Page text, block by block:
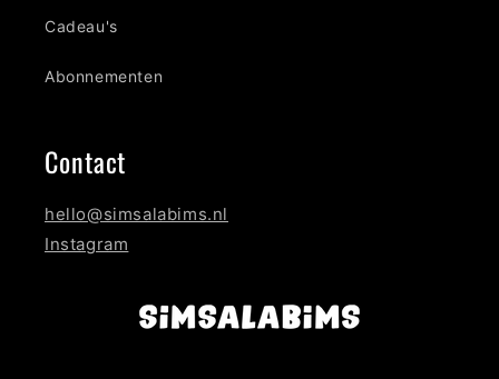
Cadeau's
Abonnementen
Contact
hello@simsalabims.nl
Instagram